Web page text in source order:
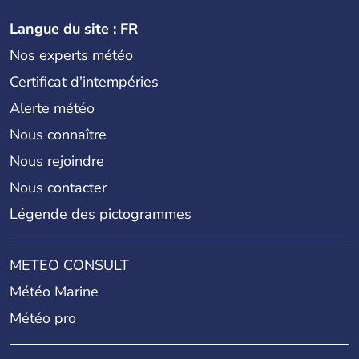
Langue du site : FR
Nos experts météo
Certificat d'intempéries
Alerte météo
Nous connaître
Nous rejoindre
Nous contacter
Légende des pictogrammes
METEO CONSULT
Météo Marine
Météo pro